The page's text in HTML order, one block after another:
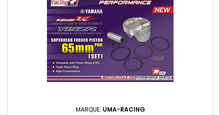
MARQUE: UMA-RACING